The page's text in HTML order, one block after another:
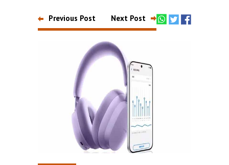
Previous Post Next Post